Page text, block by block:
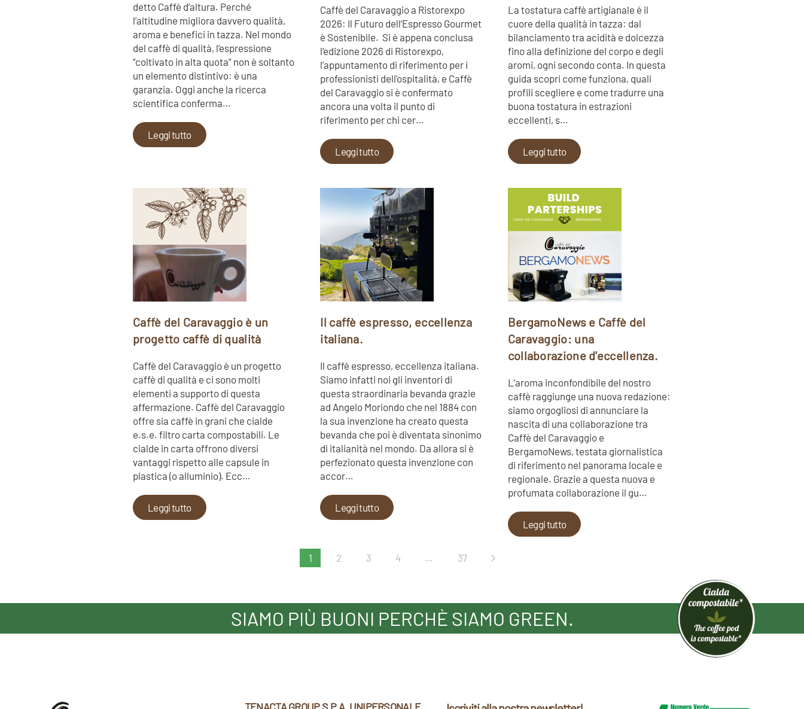
detto Caffè d’altura. Perché
l’altitudine migliora davvero qualità,
aroma e benefici in tazza. Nel mondo
del caffè di qualità, l’espressione
“coltivato in alta quota” non è soltanto
un elemento distintivo: è una
garanzia. Oggi anche la ricerca
scientifica conferma…
Leggi tutto
Caffè del Caravaggio a Ristorexpo
2026: Il Futuro dell’Espresso Gourmet
è Sostenibile. Si è appena conclusa
l’edizione 2026 di Ristorexpo,
l’appuntamento di riferimento per i
professionisti dell'ospitalità, e Caffè
del Caravaggio si è confermato
ancora una volta il punto di
riferimento per chi cer…
Leggi tutto
La tostatura caffè artigianale è il
cuore della qualità in tazza: dal
bilanciamento tra acidità e dolcezza
fino alla definizione del corpo e degli
aromi, ogni secondo conta. In questa
guida scopri come funziona, quali
profili scegliere e come tradurre una
buona tostatura in estrazioni
eccellenti, s…
Leggi tutto
Caffè del Caravaggio è un
progetto caffè di qualità
Caffè del Caravaggio è un progetto
caffè di qualità e ci sono molti
elementi a supporto di questa
affermazione. Caffè del Caravaggio
offre sia caffè in grani che cialde
e.s.e. filtro carta compostabili. Le
cialde in carta offrono diversi
vantaggi rispetto alle capsule in
plastica (o alluminio). Ecc…
Leggi tutto
Il caffè espresso, eccellenza
italiana.
Il caffè espresso, eccellenza italiana.
Siamo infatti noi gli inventori di
questa straordinaria bevanda grazie
ad Angelo Moriondo che nel 1884 con
la sua invenzione ha creato questa
bevanda che poi è diventata sinonimo
di italianità nel mondo. Da allora si è
perfezionato questa invenzione con
accor…
Leggi tutto
BergamoNews e Caffè del
Caravaggio: una
collaborazione d'eccellenza.
L’aroma inconfondibile del nostro
caffè raggiunge una nuova redazione:
siamo orgogliosi di annunciare la
nascita di una collaborazione tra
Caffè del Caravaggio e
BergamoNews, testata giornalistica
di riferimento nel panorama locale e
regionale. Grazie a questa nuova e
profumata collaborazione il gu…
Leggi tutto
1 2 3 4 … 37
SIAMO PIÙ BUONI PERCHÈ SIAMO GREEN.